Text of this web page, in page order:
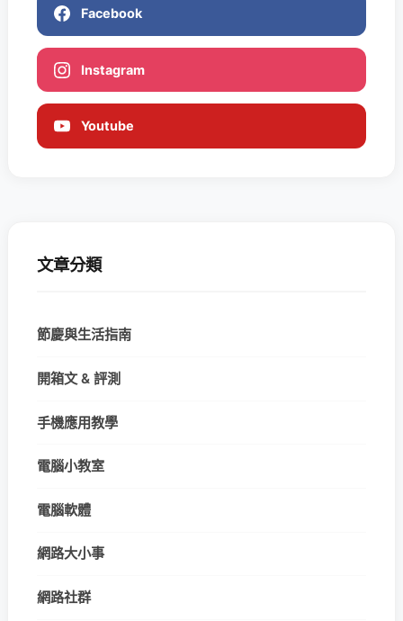
Facebook
Instagram
Youtube
文章分類
節慶與生活指南
開箱文 & 評測
手機應用教學
電腦小教室
電腦軟體
網路大小事
網路社群